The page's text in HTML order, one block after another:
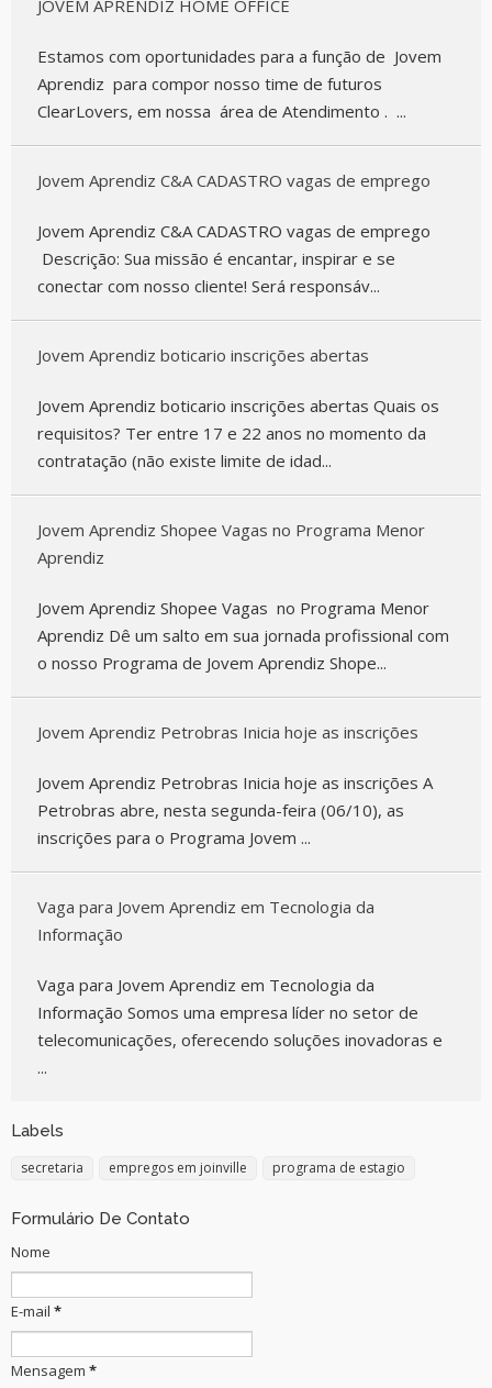
JOVEM APRENDIZ HOME OFFICE
Estamos com oportunidades para a função de Jovem
Aprendiz para compor nosso time de futuros
ClearLovers, em nossa área de Atendimento . ...
Jovem Aprendiz C&A CADASTRO vagas de emprego
Jovem Aprendiz C&A CADASTRO vagas de emprego
Descrição: Sua missão é encantar, inspirar e se
conectar com nosso cliente! Será responsáv...
Jovem Aprendiz boticario inscrições abertas
Jovem Aprendiz boticario inscrições abertas Quais os
requisitos? Ter entre 17 e 22 anos no momento da
contratação (não existe limite de idad...
Jovem Aprendiz Shopee Vagas no Programa Menor
Aprendiz
Jovem Aprendiz Shopee Vagas no Programa Menor
Aprendiz Dê um salto em sua jornada profissional com
o nosso Programa de Jovem Aprendiz Shope...
Jovem Aprendiz Petrobras Inicia hoje as inscrições
Jovem Aprendiz Petrobras Inicia hoje as inscrições A
Petrobras abre, nesta segunda-feira (06/10), as
inscrições para o Programa Jovem ...
Vaga para Jovem Aprendiz em Tecnologia da
Informação
Vaga para Jovem Aprendiz em Tecnologia da
Informação Somos uma empresa líder no setor de
telecomunicações, oferecendo soluções inovadoras e
...
Labels
secretaria empregos em joinville programa de estagio
Formulário De Contato
Nome
E-mail *
Mensagem *